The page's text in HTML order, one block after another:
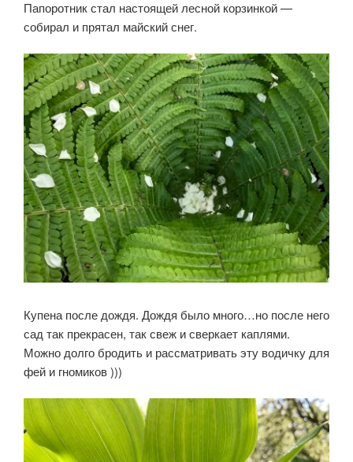
Папоротник стал настоящей лесной корзинкой —
собирал и прятал майский снег.
Купена после дождя. Дождя было много…но после него
сад так прекрасен, так свеж и сверкает каплями.
Можно долго бродить и рассматривать эту водичку для
фей и гномиков )))